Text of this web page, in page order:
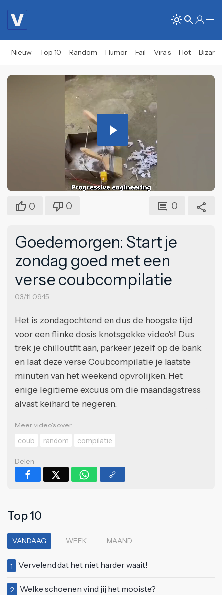
Nieuw Top 10 Random Humor Fail Virals Hot Bizar
Play
Video
0 0 0
Goedemorgen: Start je
zondag goed met een
verse coubcompilatie
03/11 09:15
Het is zondagochtend en dus de hoogste tijd
voor een flinke dosis knotsgekke video's! Dus
trek je chilloutfit aan, parkeer jezelf op de bank
en laat deze verse Coubcompilatie je laatste
minuten van het weekend opvrolijken. Het
enige legitieme excuus om die maandagstress
alvast keihard te negeren.
Meer video's over
coub
random compilatie
Delen
Top 10
VANDAAG WEEK MAAND
1 Vervelend dat het niet harder waait!
2 Welke schoenen vind jij het mooiste?